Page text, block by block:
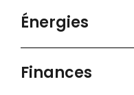
Énergies
Finances